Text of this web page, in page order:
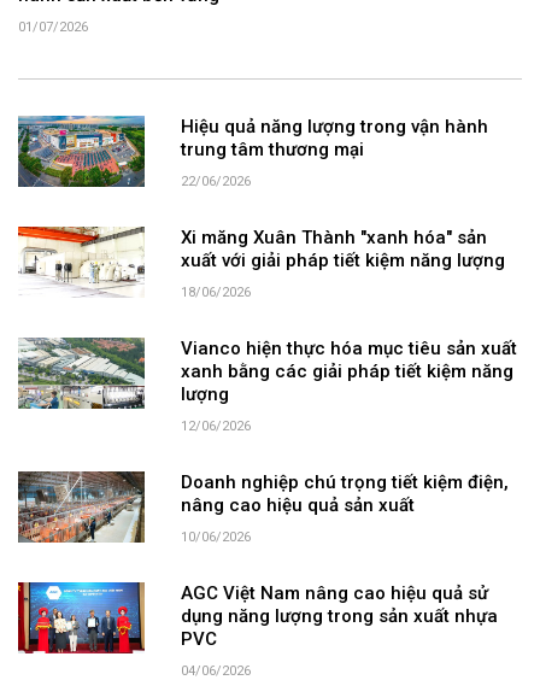
01/07/2026
Hiệu quả năng lượng trong vận hành
trung tâm thương mại
22/06/2026
Xi măng Xuân Thành "xanh hóa" sản
xuất với giải pháp tiết kiệm năng lượng
18/06/2026
Vianco hiện thực hóa mục tiêu sản xuất
xanh bằng các giải pháp tiết kiệm năng
lượng
12/06/2026
Doanh nghiệp chú trọng tiết kiệm điện,
nâng cao hiệu quả sản xuất
10/06/2026
AGC Việt Nam nâng cao hiệu quả sử
dụng năng lượng trong sản xuất nhựa
PVC
04/06/2026